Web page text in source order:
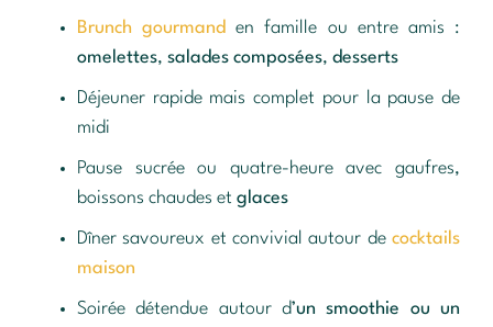
Brunch gourmand
en famille ou entre amis :
omelettes, salades composées, desserts
Déjeuner rapide mais complet pour la pause de
midi
Pause sucrée ou quatre-heure avec gaufres,
boissons chaudes et glaces
Dîner savoureux et convivial autour de cocktails
maison
Soirée détendue autour d’un smoothie ou un